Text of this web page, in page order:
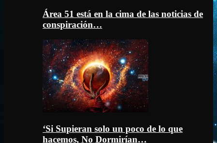
Área 51 está en la cima de las noticias de
conspiración…
‘Si Supieran solo un poco de lo que
hacemos, No Dormirían…